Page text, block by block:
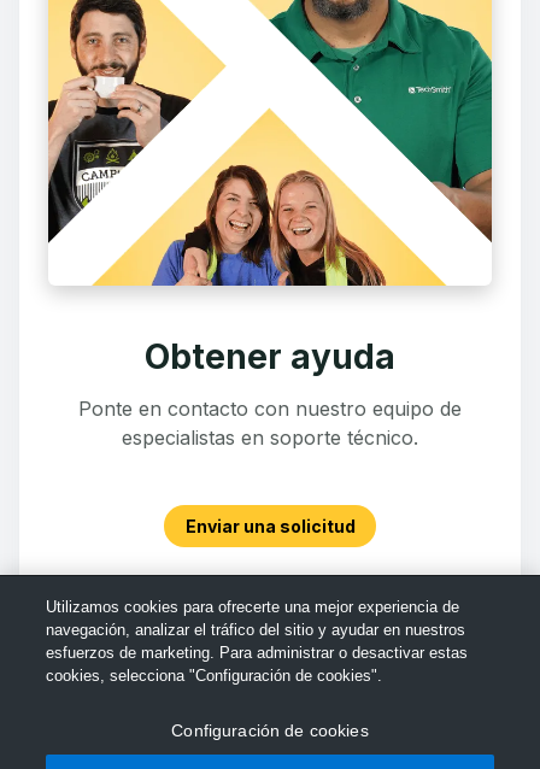
Obtener ayuda
Ponte en contacto con nuestro equipo de
especialistas en soporte técnico.
Enviar una solicitud
Utilizamos cookies para ofrecerte una mejor experiencia de
navegación, analizar el tráfico del sitio y ayudar en nuestros
esfuerzos de marketing. Para administrar o desactivar estas
cookies, selecciona "Configuración de cookies".
Configuración de cookies